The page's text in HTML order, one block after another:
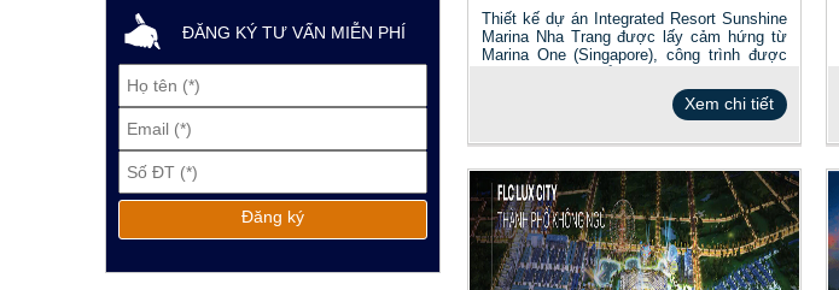
SUNSHINE MARINA NHA
TRANG
Thiết kế dự án Integrated Resort Sunshine
Marina Nha Trang được lấy cảm hứng từ
Marina One (Singapore), công trình được
Xem chi tiết
ĐĂNG KÝ TƯ VẤN MIỄN PHÍ